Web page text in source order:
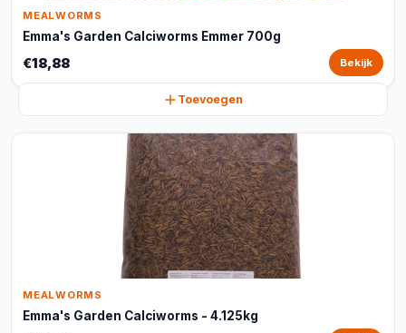
MEALWORMS
Emma's Garden Calciworms Emmer 700g
€18,88 Bekijk
Toevoegen
MEALWORMS
Emma's Garden Calciworms - 4.125kg